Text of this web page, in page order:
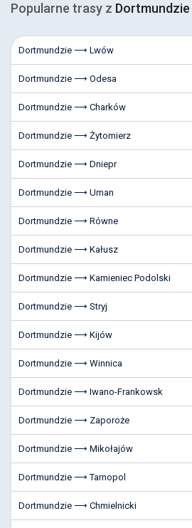
Popularne trasy z Dortmundzie
Dortmundzie ⟶ Lwów
Dortmundzie ⟶ Odesa
Dortmundzie ⟶ Charków
Dortmundzie ⟶ Żytomierz
Dortmundzie ⟶ Dniepr
Dortmundzie ⟶ Uman
Dortmundzie ⟶ Równe
Dortmundzie ⟶ Kałusz
Dortmundzie ⟶ Kamieniec Podolski
Dortmundzie ⟶ Stryj
Dortmundzie ⟶ Kijów
Dortmundzie ⟶ Winnica
Dortmundzie ⟶ Iwano-Frankowsk
Dortmundzie ⟶ Zaporoże
Dortmundzie ⟶ Mikołajów
Dortmundzie ⟶ Tarnopol
Dortmundzie ⟶ Chmielnicki